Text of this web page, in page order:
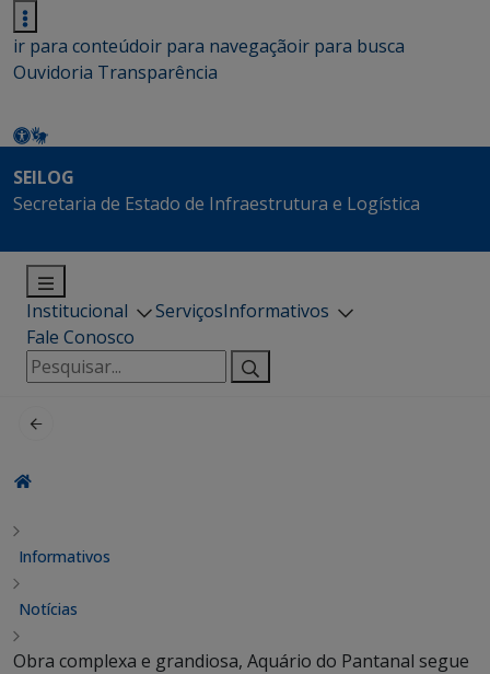
ir para conteúdoir para navegaçãoir para busca
Ouvidoria Transparência
SEILOG
Secretaria de Estado de Infraestrutura e Logística
Institucional ServiçosInformativos
Fale Conosco
Pesquisar
por:
Informativos
Notícias
Obra complexa e grandiosa, Aquário do Pantanal segue